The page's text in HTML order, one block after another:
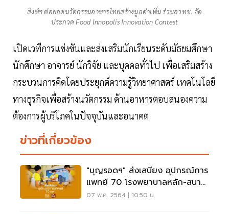
สิงห์ฯ ต่อยอดนวัตกรรมอาหารไทยสร้างมูลค่าเพิ่ม ร่วมสวทช. จัด
ประกวด Food Innopolis Innovation Contest
เปิดเวทีการแข่งขันและส่งเสริมนักเรียนระดับมัธยมศึกษา
นักศึกษา อาจารย์ นักวิจัย และบุคคลทั่วไป เพื่อเสริมสร้าง
กระบวนการคิดโดยประยุกต์ความรู้วิทยาศาสตร์ เทคโนโลยี
ทางธุรกิจเพื่อสร้างนวัตกรรม ด้านอาหารตอบสนองความ
ต้องการผู้บริโภคในปัจจุบันและอนาคต
ข่าวที่เกี่ยวข้อง
"บุญรอดฯ" ส่งเสบียง อุปกรณ์การ
แพทย์ 70 โรงพยาบาลหลัก-สนาม
สู้โควิด-19
07 พ.ค. 2564 | 10:50 น.